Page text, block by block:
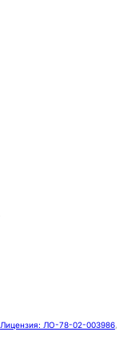
Лицензия: ЛО-78-02-003986,